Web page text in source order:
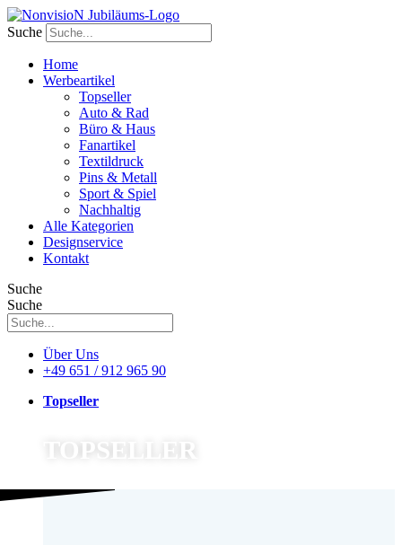
Zum
Inhalt
wechseln
Suche
Home
Werbeartikel
Topseller
Auto & Rad
Büro & Haus
Fanartikel
Textildruck
Pins & Metall
Sport & Spiel
Nachhaltig
Alle Kategorien
Designservice
Kontakt
Suche
Suche
Über Uns
+49 651 / 912 965 90
Topseller
TOPSELLER